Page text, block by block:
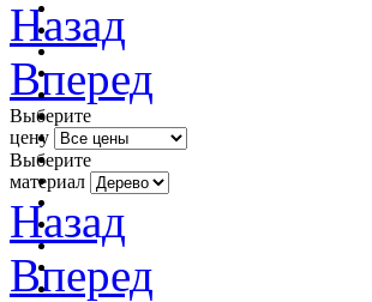
Назад
Вперед
Выберите
цену
Выберите
материал
Назад
Вперед